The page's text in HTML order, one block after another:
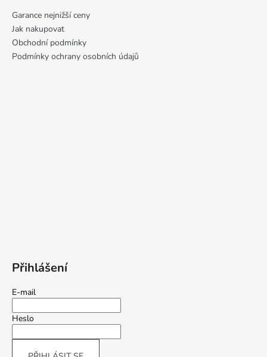
Garance nejnižší ceny
Jak nakupovat
Obchodní podmínky
Podmínky ochrany osobních údajů
Přihlášení
E-mail
Heslo